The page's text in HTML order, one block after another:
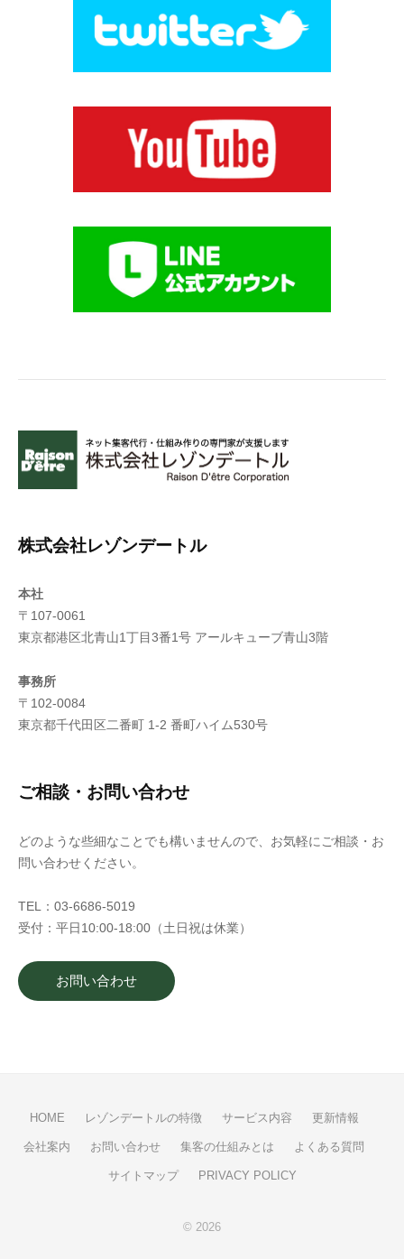
株式会社レゾンデートル
本社
〒107-0061
東京都港区北青山1丁目3番1号 アールキューブ青山3階
事務所
〒102-0084
東京都千代田区二番町 1-2 番町ハイム530号
ご相談・お問い合わせ
どのような些細なことでも構いませんので、お気軽にご相談・お
問い合わせください。
TEL：03-6686-5019
受付：平日10:00-18:00（土日祝は休業）
お問い合わせ
HOME レゾンデートルの特徴 サービス内容 更新情報
会社案内 お問い合わせ 集客の仕組みとは よくある質問
サイトマップ PRIVACY POLICY
© 2026